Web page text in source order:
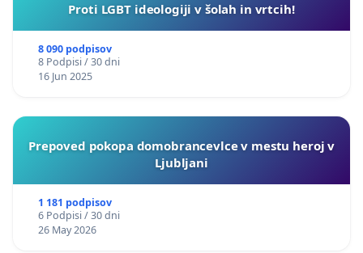
Proti LGBT ideologiji v šolah in vrtcih!
8 090 podpisov
8 Podpisi / 30 dni
16 Jun 2025
Prepoved pokopa domobrancevlce v mestu heroj v
Ljubljani
1 181 podpisov
6 Podpisi / 30 dni
26 May 2026